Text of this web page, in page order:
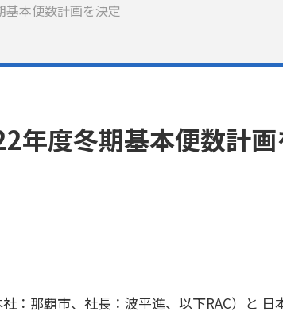
基本便数計画を決定
年度冬期基本便数計
：那覇市、社長：波平進、以下RAC）と 日